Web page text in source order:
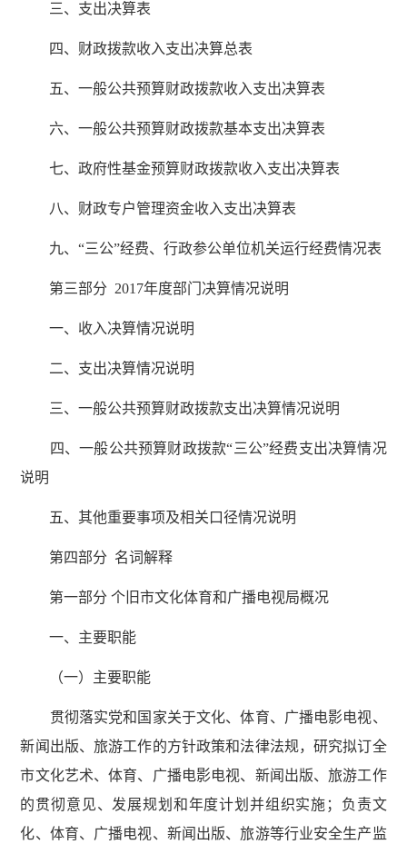
三、支出决算表
四、财政拨款收入支出决算总表
五、一般公共预算财政拨款收入支出决算表
六、一般公共预算财政拨款基本支出决算表
七、政府性基金预算财政拨款收入支出决算表
八、财政专户管理资金收入支出决算表
九、“三公”经费、行政参公单位机关运行经费情况表
第三部分 2017年度部门决算情况说明
一、收入决算情况说明
二、支出决算情况说明
三、一般公共预算财政拨款支出决算情况说明
四、一般公共预算财政拨款“三公”经费支出决算情况
说明
五、其他重要事项及相关口径情况说明
第四部分 名词解释
第一部分 个旧市文化体育和广播电视局概况
一、主要职能
（一）主要职能
贯彻落实党和国家关于文化、体育、广播电影电视、
新闻出版、旅游工作的方针政策和法律法规，研究拟订全
市文化艺术、体育、广播电影电视、新闻出版、旅游工作
的贯彻意见、发展规划和年度计划并组织实施；负责文
化、体育、广播电视、新闻出版、旅游等行业安全生产监